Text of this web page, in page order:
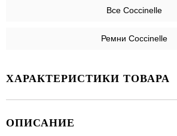
Все Coccinelle
Ремни Coccinelle
ХАРАКТЕРИСТИКИ ТОВАРА
ОПИСАНИЕ